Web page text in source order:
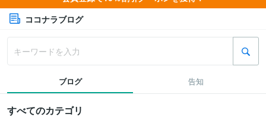
ココナラブログ
ブログ 告知
すべてのカテゴリ